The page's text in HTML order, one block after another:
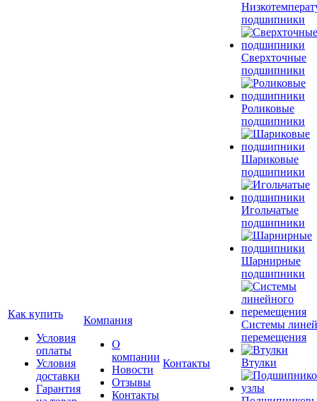
Как купить
Условия
оплаты
Условия
доставки
Гарантия
Компания
О
компании
Новости
Отзывы
Контакты
Контакты
подшипники
Сверхточные
подшипники
Роликовые
подшипники
Шариковые
подшипники
Игольчатые
подшипники
Шарнирные
подшипники
Системы
перемещения
Втулки